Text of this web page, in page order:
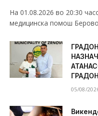
На 01.08.2026 во 20:30
медицинска помош
05/08/